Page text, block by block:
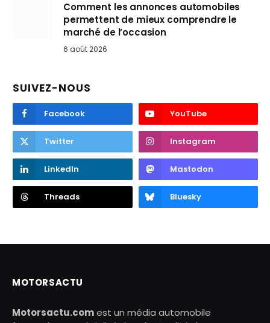
Comment les annonces automobiles
permettent de mieux comprendre le
marché de l’occasion
6 août 2026
SUIVEZ-NOUS
Facebook YouTube
Twitter Instagram
LinkedIn Mastodon
Threads Bluesky
MOTORSACTU
Motorsactu.comest un média automobile